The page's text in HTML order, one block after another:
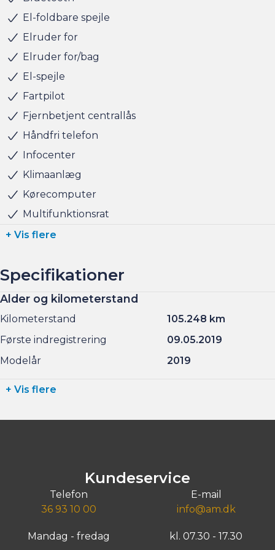
finansiering til markedets bedste priser og vilkår, og vi
tager naturligvis også gerne din nuværende bil i bytte,
Vi ses i Søborg
El-foldbare spejle
Elruder for
Elruder for/bag
El-spejle
Fartpilot
Fjernbetjent centrallås
Håndfri telefon
Infocenter
Klimaanlæg
Kørecomputer
Multifunktionsrat
+ Vis flere
Specifikationer
Alder og kilometerstand
Kilometerstand
105.248 km
Første indregistrering
09.05.2019
Modelår
2019
+ Vis flere
Kundeservice
Telefon
36 93 10 00
E-mail
info@am.dk
Mandag - fredag kl. 07.30 - 17.30